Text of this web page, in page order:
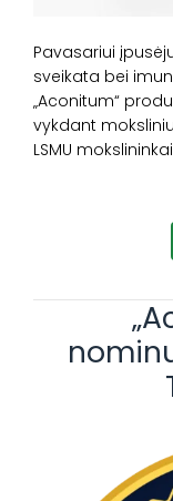
Pavasariui
sveikata bei
„Aconitum“
vykdant
LSMU